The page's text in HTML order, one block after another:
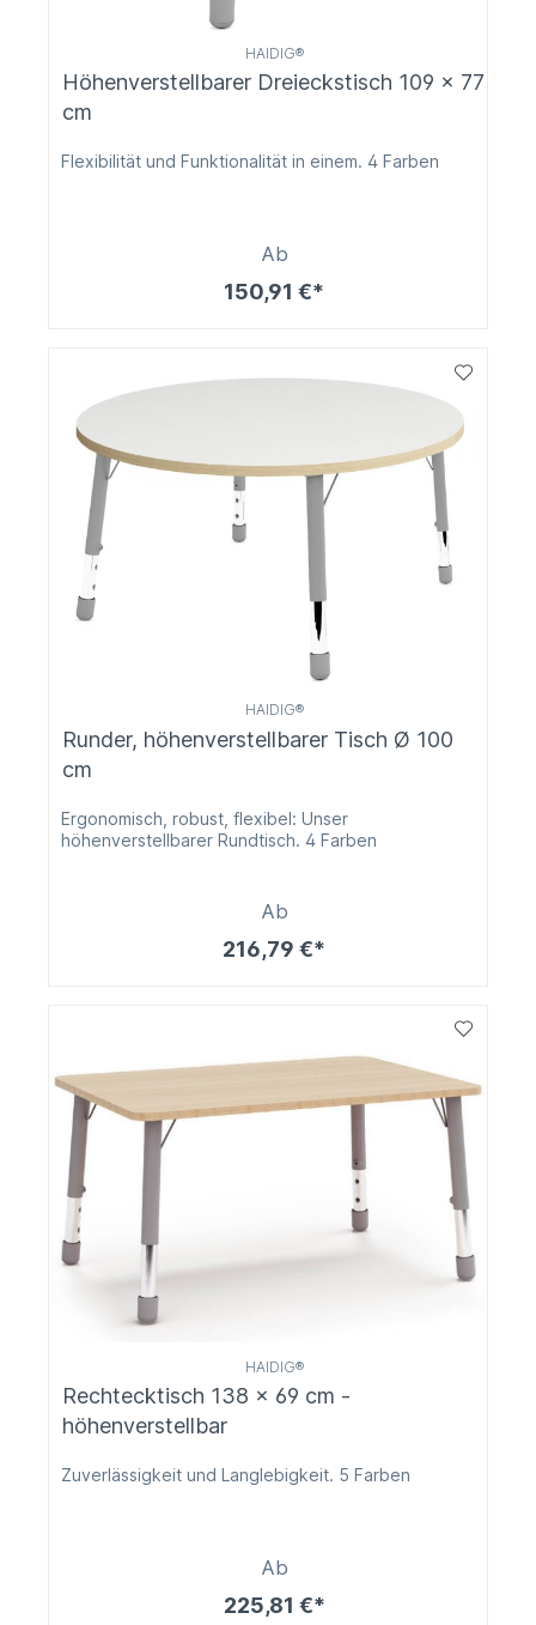
HAIDIG®
Höhenverstellbarer Dreieckstisch 109 x 77
cm
Flexibilität und Funktionalität in einem. 4 Farben
Ab
150,91 €*
HAIDIG®
Runder, höhenverstellbarer Tisch Ø 100
cm
Ergonomisch, robust, flexibel: Unser
höhenverstellbarer Rundtisch. 4 Farben
Ab
216,79 €*
HAIDIG®
Rechtecktisch 138 x 69 cm -
höhenverstellbar
Zuverlässigkeit und Langlebigkeit. 5 Farben
Ab
225,81 €*